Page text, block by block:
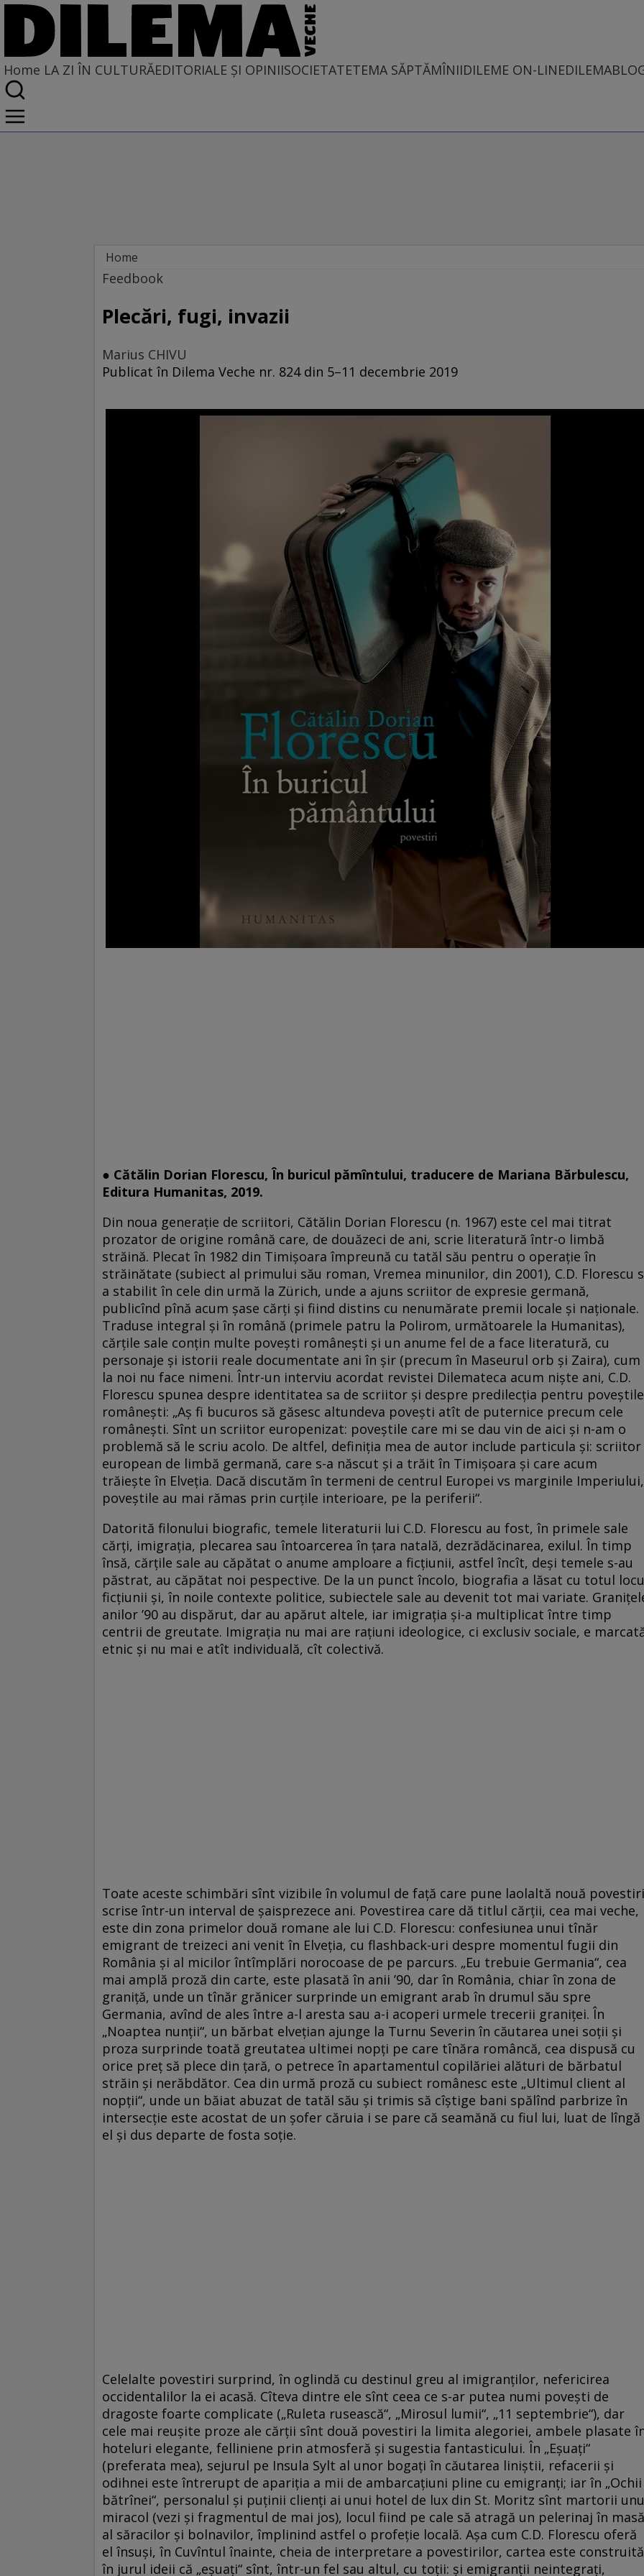
Home LA ZI ÎN CULTURĂEDITORIALE ȘI OPINIISOCIETATETEMA SĂPTĂMÎNIIDILEME ON-LINE
Home
La zi în cultură
Feedbook
Plecări, fugi, invazii
Marius CHIVU
Publicat în Dilema Veche nr. 824 din 5–11 decembrie 2019
● Cătălin Dorian Florescu, În buricul pămîntului, traducere de Mariana Bărbulescu,
Editura Humanitas, 2019.
Din noua generaţie de scriitori, Cătălin Dorian Florescu (n. 1967) este cel mai titrat
prozator de origine română care, de douăzeci de ani, scrie literatură într-o limbă
străină. Plecat în 1982 din Timişoara împreună cu tatăl său pentru o operaţie în
străinătate (subiect al primului său roman, Vremea minunilor, din 2001), C.D. Florescu
a stabilit în cele din urmă la Zürich, unde a ajuns scriitor de expresie germană,
publicînd pînă acum şase cărţi şi fiind distins cu nenumărate premii locale şi naţionale.
Traduse integral şi în română (primele patru la Polirom, următoarele la Humanitas),
cărţile sale conţin multe poveşti româneşti şi un anume fel de a face literatură, cu
personaje şi istorii reale documentate ani în şir (precum în Maseurul orb şi Zaira), cum
la noi nu face nimeni. Într-un interviu acordat revistei Dilemateca acum nişte ani, C.D.
Florescu spunea despre identitatea sa de scriitor şi despre predilecţia pentru poveştile
româneşti: „Aş fi bucuros să găsesc altundeva poveşti atît de puternice precum cele
româneşti. Sînt un scriitor europenizat: poveştile care mi se dau vin de aici şi n-am o
problemă să le scriu acolo. De altfel, definiţia mea de autor include particula şi: scriitor
european de limbă germană, care s-a născut şi a trăit în Timişoara şi care acum
trăieşte în Elveţia. Dacă discutăm în termeni de centrul Europei vs marginile Imperiului,
poveştile au mai rămas prin curţile interioare, pe la periferii“.
Datorită filonului biografic, temele literaturii lui C.D. Florescu au fost, în primele sale
cărţi, imigraţia, plecarea sau întoarcerea în ţara natală, dezrădăcinarea, exilul. În timp
însă, cărţile sale au căpătat o anume amploare a ficţiunii, astfel încît, deşi temele s-au
păstrat, au căpătat noi pespective. De la un punct încolo, biografia a lăsat cu totul
ficţiunii şi, în noile contexte politice, subiectele sale au devenit tot mai variate.
anilor ’90 au dispărut, dar au apărut altele, iar imigraţia şi-a multiplicat între timp
centrii de greutate. Imigraţia nu mai are raţiuni ideologice, ci exclusiv sociale, e
etnic şi nu mai e atît individuală, cît colectivă.
Toate aceste schimbări sînt vizibile în volumul de faţă care pune laolaltă nouă povestiri
scrise într-un interval de şaisprezece ani. Povestirea care dă titlul cărţii, cea mai veche,
este din zona primelor două romane ale lui C.D. Florescu: confesiunea unui tînăr
emigrant de treizeci ani venit în Elveţia, cu flashback-uri despre momentul fugii din
România şi al micilor întîmplări norocoase de pe parcurs. „Eu trebuie Germania“, cea
mai amplă proză din carte, este plasată în anii ’90, dar în România, chiar în zona de
graniţă, unde un tînăr grănicer surprinde un emigrant arab în drumul său spre
Germania, avînd de ales între a-l aresta sau a-i acoperi urmele trecerii graniţei. În
„Noaptea nunţii“, un bărbat elveţian ajunge la Turnu Severin în căutarea unei soţii şi
proza surprinde toată greutatea ultimei nopţi pe care tînăra româncă, cea dispusă cu
orice preţ să plece din ţară, o petrece în apartamentul copilăriei alături de bărbatul
străin şi nerăbdător. Cea din urmă proză cu subiect românesc este „Ultimul client al
nopţii“, unde un băiat abuzat de tatăl său şi trimis să cîştige bani spălînd parbrize în
intersecţie este acostat de un şofer căruia i se pare că seamănă cu fiul lui, luat de lîngă
el şi dus departe de fosta soţie.
Celelalte povestiri surprind, în oglindă cu destinul greu al imigranţilor, nefericirea
occidentalilor la ei acasă. Cîteva dintre ele sînt ceea ce s-ar putea numi poveşti de
dragoste foarte complicate („Ruleta rusească“, „Mirosul lumii“, „11 septembrie“), dar
cele mai reuşite proze ale cărţii sînt două povestiri la limita alegoriei, ambele plasate
hoteluri elegante, felliniene prin atmosferă şi sugestia fantasticului. În „Eşuaţi“
(preferata mea), sejurul pe Insula Sylt al unor bogaţi în căutarea liniştii, refacerii şi
odihnei este întrerupt de apariţia a mii de ambarcaţiuni pline cu emigranţi; iar în „Ochii
bătrînei“, personalul şi puţinii clienţi ai unui hotel de lux din St. Moritz sînt martorii
miracol (vezi şi fragmentul de mai jos), locul fiind pe cale să atragă un pelerinaj în masă
al săracilor şi bolnavilor, împlinind astfel o profeţie locală. Aşa cum C.D. Florescu oferă
el însuşi, în Cuvîntul înainte, cheia de interpretare a povestirilor, cartea este construită
în jurul ideii că „eşuaţi“ sînt, într-un fel sau altul, cu toţii: şi emigranţii neintegraţi,